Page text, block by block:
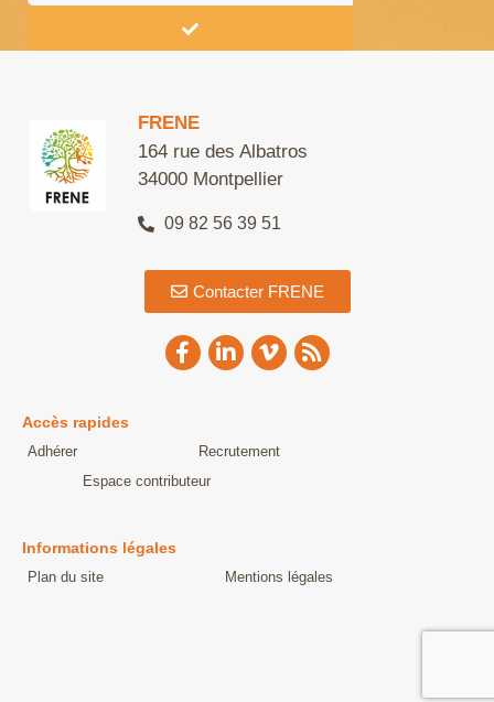
FRENE
164 rue des Albatros
34000 Montpellier
09 82 56 39 51
Contacter FRENE
Accès rapides
Adhérer
Recrutement
Espace contributeur
Informations légales
Plan du site Mentions légales